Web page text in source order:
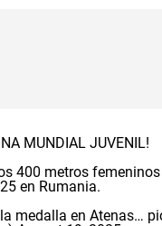
MUNDIAL JUVENIL!
400 metros
en Rumania.
medalla en Atenas…